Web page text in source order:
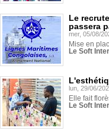
Le
passera
mer, 05/08/
Mise en
Le Soft
lun, 29/06/
Elle fait
Le Soft